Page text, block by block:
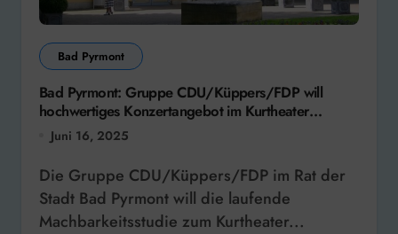
Bad Pyrmont
Bad Pyrmont: Gruppe CDU/Küppers/FDP will
hochwertiges Konzertangebot im Kurtheater
ermöglichen
Juni 16, 2025
Die Gruppe CDU/Küppers/FDP im Rat der
Stadt Bad Pyrmont will die laufende
Machbarkeitsstudie zum Kurtheater...